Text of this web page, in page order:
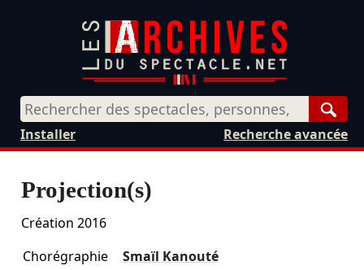
Recherche avancée
Installer
Projection(s)
Création 2016
Chorégraphie
Smaïl Kanouté